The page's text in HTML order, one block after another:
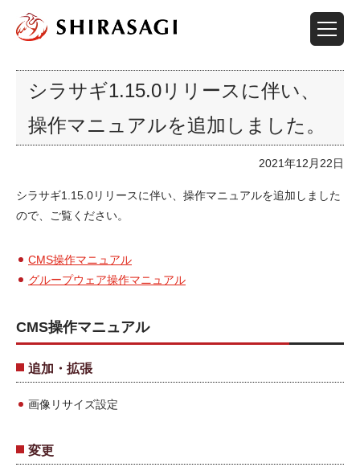
シラサギ1.15.0リリースに伴い、
操作マニュアルを追加しました。
2021年12月22日
シラサギ1.15.0リリースに伴い、操作マニュアルを追加しました
ので、ご覧ください。
CMS操作マニュアル
グループウェア操作マニュアル
CMS操作マニュアル
追加・拡張
画像リサイズ設定
変更